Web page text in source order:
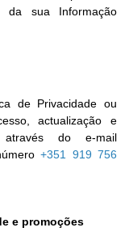
da sua Informação
de Privacidade ou
actualização e
através do e-mail
+351 919 756
e promoções